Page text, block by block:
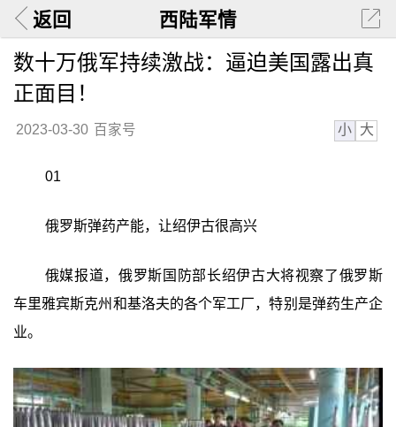
返回 西陆军情
数十万俄军持续激战：逼迫美国露出真
正面目！
2023-03-30 百家号 小 大
01
俄罗斯弹药产能，让绍伊古很高兴
俄媒报道，俄罗斯国防部长绍伊古大将视察了俄罗斯
车里雅宾斯克州和基洛夫的各个军工厂，特别是弹药生产企
业。